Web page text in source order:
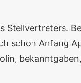
Stellvertreters.
schon Anfang